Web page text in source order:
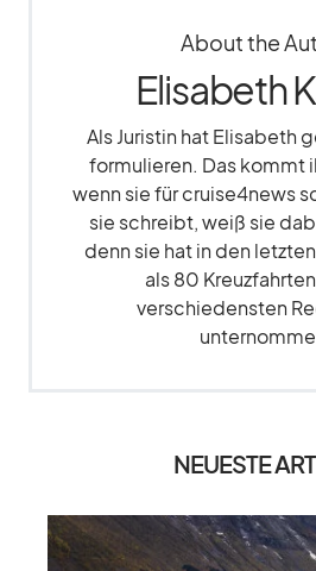
About the
Elisabeth
Als Juristin hat Elisabeth
formulieren. Das kommt
wenn sie für cruise4news
sie schreibt, weiß sie
denn sie hat in den
als 80
verschiedensten
NEUESTE